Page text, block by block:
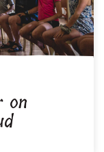
on